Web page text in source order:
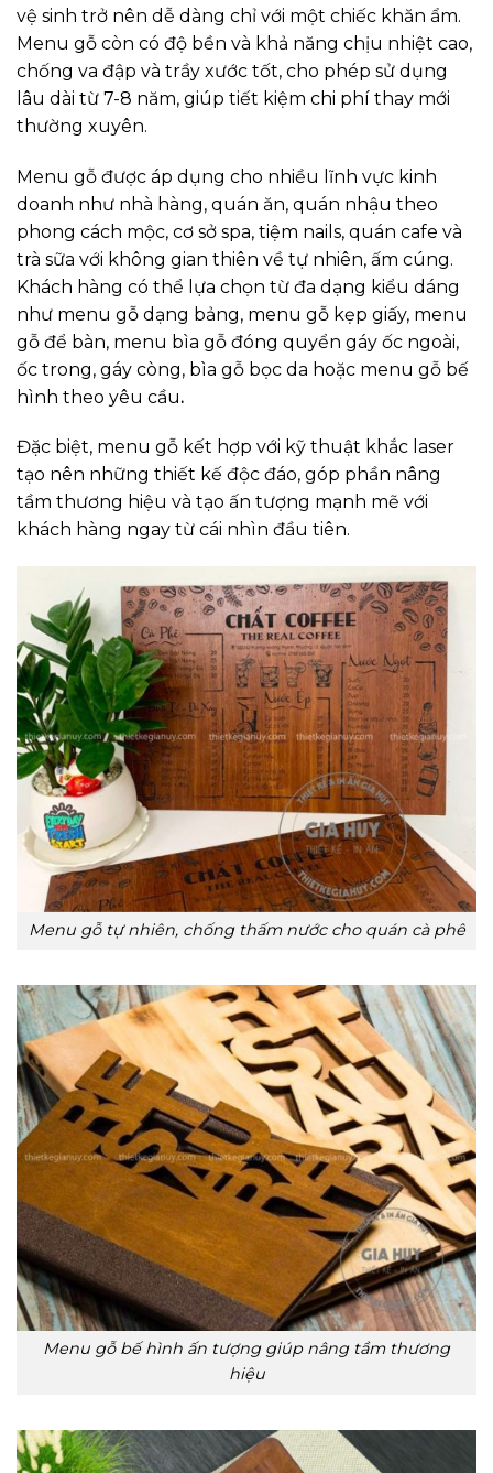
vệ sinh trở nên dễ dàng chỉ với một chiếc khăn ẩm.
Menu gỗ còn có độ bền và khả năng chịu nhiệt cao,
chống va đập và trầy xước tốt, cho phép sử dụng
lâu dài từ 7-8 năm, giúp tiết kiệm chi phí thay mới
thường xuyên.
Menu gỗ được áp dụng cho nhiều lĩnh vực kinh
doanh như nhà hàng, quán ăn, quán nhậu theo
phong cách mộc, cơ sở spa, tiệm nails, quán cafe và
trà sữa với không gian thiên về tự nhiên, ấm cúng.
Khách hàng có thể lựa chọn từ đa dạng kiểu dáng
như menu gỗ dạng bảng, menu gỗ kẹp giấy, menu
gỗ để bàn, menu bìa gỗ đóng quyển gáy ốc ngoài,
ốc trong, gáy còng, bìa gỗ bọc da hoặc menu gỗ bế
hình theo yêu cầu.
Đặc biệt, menu gỗ kết hợp với kỹ thuật khắc laser
tạo nên những thiết kế độc đáo, góp phần nâng
tầm thương hiệu và tạo ấn tượng mạnh mẽ với
khách hàng ngay từ cái nhìn đầu tiên.
Menu gỗ tự nhiên, chống thấm nước cho quán cà phê
Menu gỗ bế hình ấn tượng giúp nâng tầm thương
hiệu